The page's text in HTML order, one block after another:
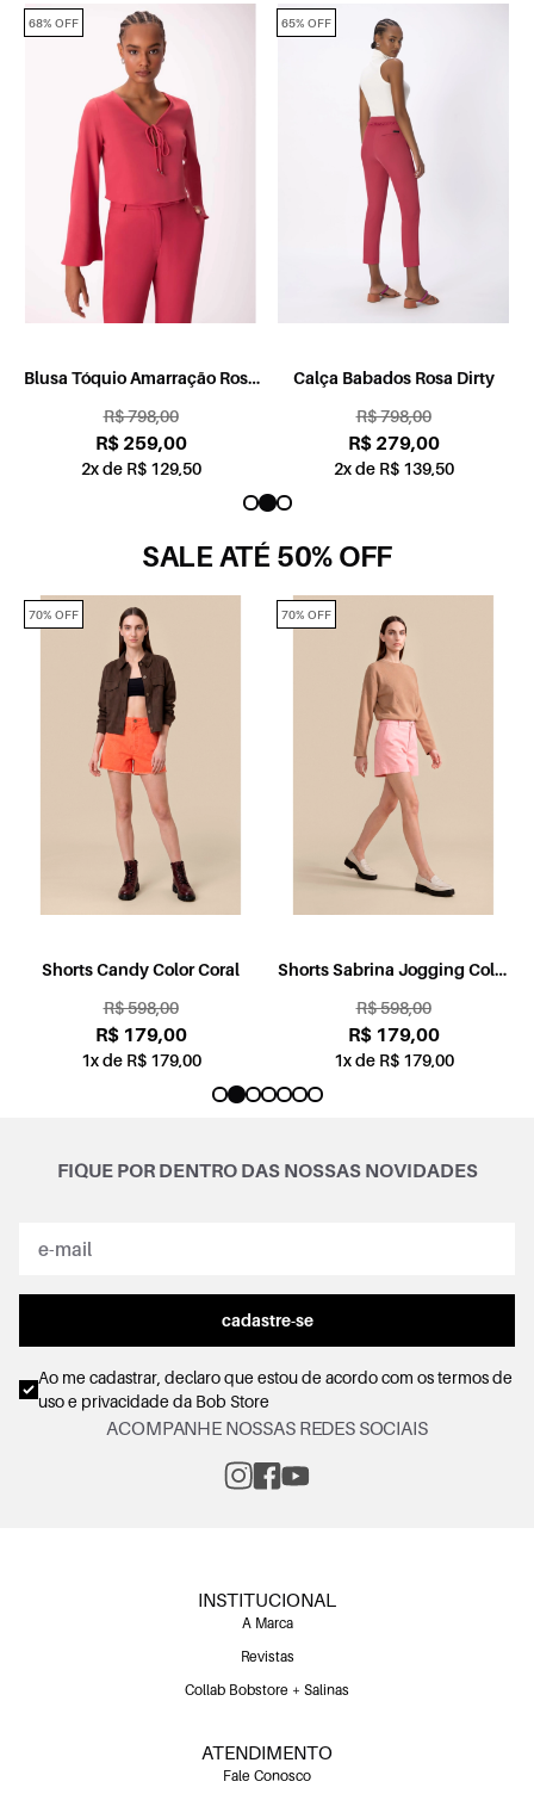
Blusa Tóquio Amarração Rosa
R$ 798,00
R$ 259,00
2x de R$ 129,50
68% OFF
Calça Babados Rosa Dirty
R$ 798,00
R$ 279,00
2x de R$ 139,50
65% OFF
SALE ATÉ 50% OFF
Shorts Candy Color Coral
R$ 598,00
R$ 179,00
1x de R$ 179,00
70% OFF
Shorts Sabrina Jogging Color
R$ 598,00
R$ 179,00
1x de R$ 179,00
70% OFF
FIQUE POR DENTRO DAS NOSSAS NOVIDADES
cadastre-se
Ao me cadastrar, declaro que estou de acordo com ostermos de
uso e privacidadeda Bob Store
ACOMPANHE NOSSAS REDES SOCIAIS
INSTITUCIONAL
A Marca
Revistas
Collab Bobstore + Salinas
ATENDIMENTO
Fale Conosco